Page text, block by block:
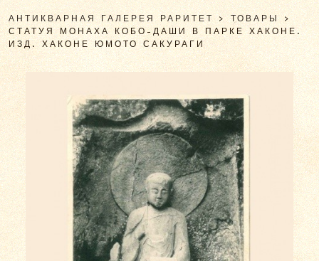
АНТИКВАРНАЯ ГАЛЕРЕЯ РАРИТЕТ >ТОВАРЫ >
СТАТУЯ МОНАХА КОБО-ДАШИ В ПАРКЕ ХАКОНЕ.
ИЗД. ХАКОНЕ ЮМОТО САКУРАГИ